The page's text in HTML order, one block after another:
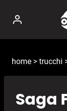
contenuto
home > trucchi
Saga